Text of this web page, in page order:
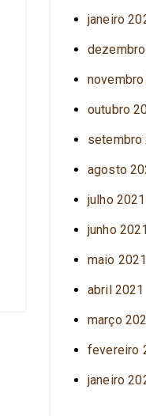
janeiro
outubro
setembro
agosto
julho 2021
junho 2021
maio 2021
abril 2021
março
fevereiro
janeiro